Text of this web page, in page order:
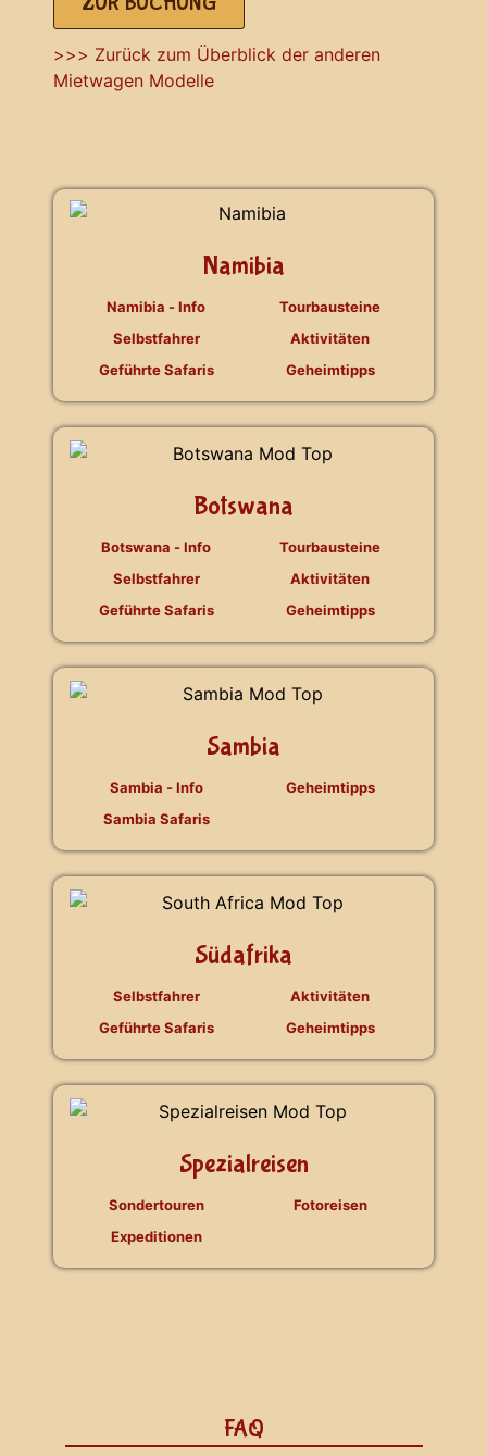
>>> Zurück zum Überblick der anderen
Mietwagen Modelle
Namibia
Namibia - Info
Selbstfahrer
Geführte Safaris
Tourbausteine
Aktivitäten
Geheimtipps
Botswana
Botswana - Info
Selbstfahrer
Geführte Safaris
Tourbausteine
Aktivitäten
Geheimtipps
Sambia
Sambia - Info
Sambia Safaris
Geheimtipps
Südafrika
Selbstfahrer
Geführte Safaris
Aktivitäten
Geheimtipps
Spezialreisen
Sondertouren
Expeditionen
Fotoreisen
FAQ